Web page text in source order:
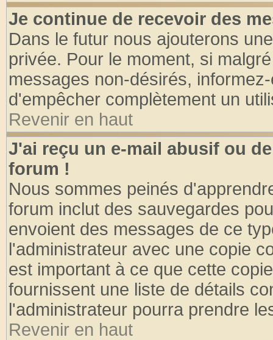
Je continue de recevoir des
Dans le futur nous ajouterons
privée. Pour le moment, si
messages non-désirés,
d'empêcher complètement un
Revenir en haut
J'ai reçu un e-mail abusif ou
forum !
Nous sommes peinés
forum inclut des sauvegardes
envoient des messages de ce
l'administrateur avec une copie
est important à ce que cette
fournissent une liste de détails
l'administrateur pourra prendre
Revenir en haut